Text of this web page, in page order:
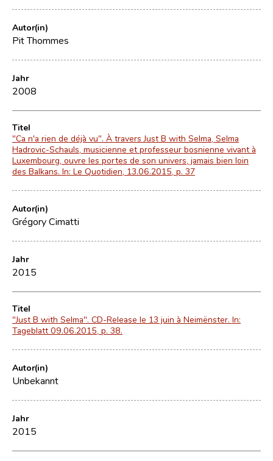
Autor(in)
Pit Thommes
Jahr
2008
Titel
"Ca n'a rien de déjà vu". À travers Just B with Selma, Selma
Hadrovic-Schauls, musicienne et professeur bosnienne vivant à
Luxembourg, ouvre les portes de son univers, jamais bien loin
des Balkans. In: Le Quotidien, 13.06.2015, p. 37
Autor(in)
Grégory Cimatti
Jahr
2015
Titel
"Just B with Selma". CD-Release le 13 juin à Neimënster. In:
Tageblatt 09.06.2015, p. 38.
Autor(in)
Unbekannt
Jahr
2015